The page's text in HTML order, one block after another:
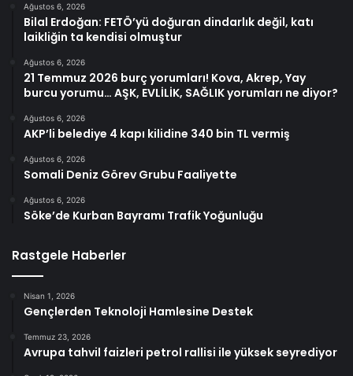
Ağustos 6, 2026
Bilal Erdoğan: FETÖ’yü doğuran dindarlık değil, katı
laikliğin ta kendisi olmuştur
Ağustos 6, 2026
21 Temmuz 2026 burç yorumları! Kova, Akrep, Yay
burcu yorumu… AŞK, EVLİLİK, SAĞLIK yorumları ne diyor?
Ağustos 6, 2026
AKP’li belediye 4 kapı kilidine 340 bin TL vermiş
Ağustos 6, 2026
Somali Deniz Görev Grubu Faaliyette
Ağustos 6, 2026
Söke’de Kurban Bayramı Trafik Yoğunluğu
Rastgele Haberler
Nisan 1, 2026
Gençlerden Teknoloji Hamlesine Destek
Temmuz 23, 2026
Avrupa tahvil faizleri petrol rallisi ile yüksek seyrediyor